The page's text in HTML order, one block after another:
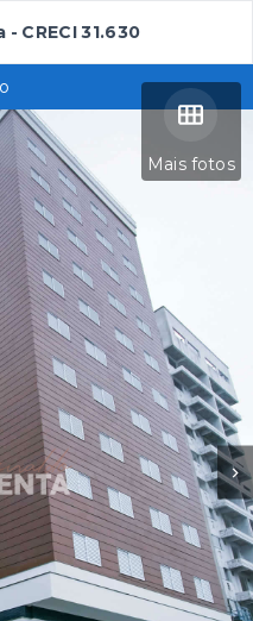
CRECI 31.630
Mais fotos